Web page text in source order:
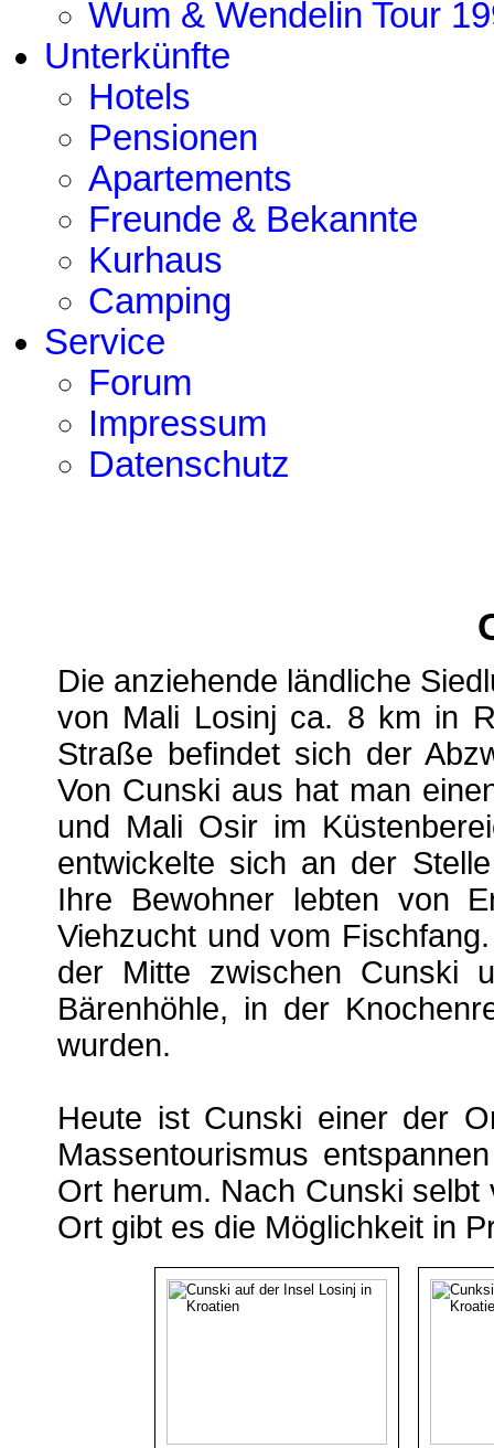
Wum & Wendelin Tour
Unterkünfte
Hotels
Pensionen
Apartements
Freunde & Bekannte
Kurhaus
Camping
Service
Forum
Impressum
Datenschutz
Die anziehende ländliche
von Mali Losinj ca. 8 km in
Straße befindet sich der
Von Cunski aus hat man
und Mali Osir im
entwickelte sich an der
Ihre Bewohner lebten von
Viehzucht und vom
der Mitte zwischen Cunski
Bärenhöhle, in der
wurden.
Heute ist Cunski einer der
Massentourismus
Ort herum. Nach Cunski
Ort gibt es die Möglichkeit in